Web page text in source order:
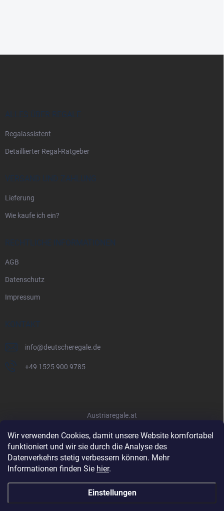
Wir verwenden Cookies, damit unsere Website komfortabel
funktioniert und wir sie durch die Analyse des
Datenverkehrs stetig verbessern können. Mehr
Informationen finden Sie hier.
Einstellungen
ALLES ÜBER REGALE
Regalassistent
Detaillierter Regal-Ratgeber
VERSAND UND ZAHLUNG
Lieferung
Wie kaufe ich ein?
RECHTLICHE INFORMATIONEN
AGB
Datenschutz
Impressum
KONTAKT
info@deutscheregale.de
+49 1525 900 9785
Austriaregale.at